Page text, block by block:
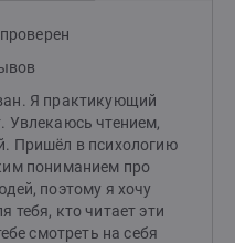
Я практикующий
Увлекаюсь чтением,
Пришёл в психологию
пониманием про
поэтому я хочу
тебя, кто читает эти
смотреть на себя